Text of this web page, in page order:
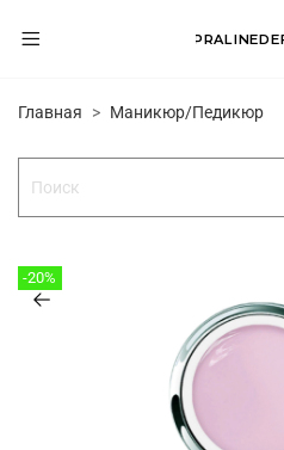
Главная Маникюр/Педикюр
-20%